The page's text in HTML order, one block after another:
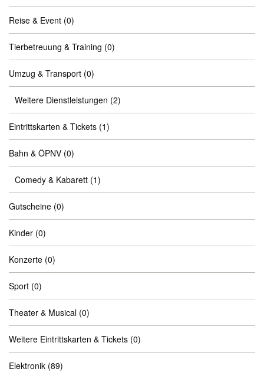
Reise & Event (0)
Tierbetreuung & Training (0)
Umzug & Transport (0)
Weitere Dienstleistungen (2)
Eintrittskarten & Tickets (1)
Bahn & ÖPNV (0)
Comedy & Kabarett (1)
Gutscheine (0)
Kinder (0)
Konzerte (0)
Sport (0)
Theater & Musical (0)
Weitere Eintrittskarten & Tickets (0)
Elektronik (89)